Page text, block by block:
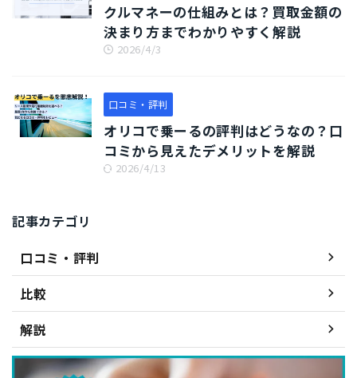
クルマネーの仕組みとは？買取金額の
決まり方までわかりやすく解説
2026/4/3
口コミ・評判
オリコで乗ーるの評判はどうなの？口
コミから見えたデメリットを解説
2026/4/13
記事カテゴリ
口コミ・評判
比較
解説